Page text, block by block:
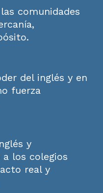
comunidades
del inglés y en
fuerza
y
los colegios
real y